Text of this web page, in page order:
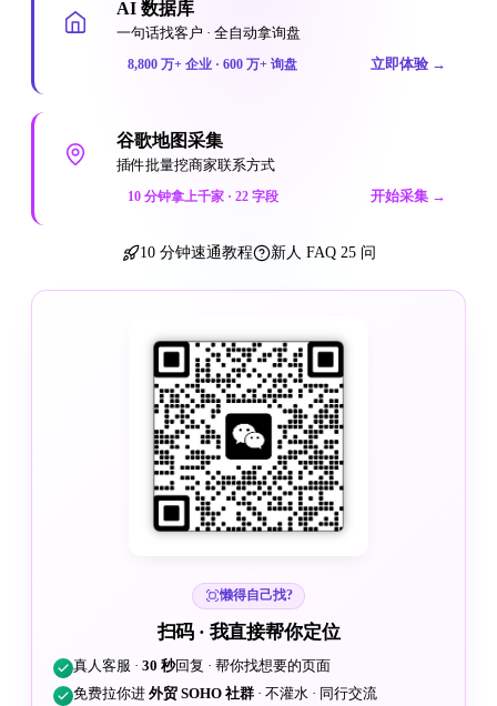
AI 数据库
一句话找客户 · 全自动拿询盘
8,800 万+ 企业 · 600 万+ 询盘 立即体验 →
谷歌地图采集
插件批量挖商家联系方式
10 分钟拿上千家 · 22 字段 开始采集 →
10 分钟速通教程 新人 FAQ 25 问
懒得自己找?
扫码 · 我直接帮你定位
真人客服 ·30 秒回复 · 帮你找想要的页面
免费拉你进外贸 SOHO 社群 · 不灌水 · 同行交流